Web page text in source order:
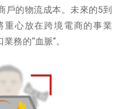
戶的物流成本。未來的5到
重心放在跨境電商的事業
務的“血脈”。